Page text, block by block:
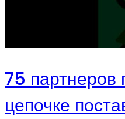
75 партнеров
цепочке